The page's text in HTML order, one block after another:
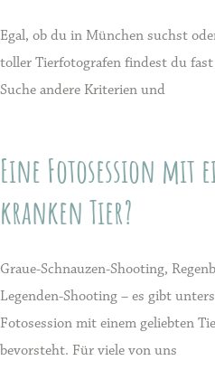
Egal, ob du in München suchst
toller Tierfotografen findest du
Suche andere Kriterien und
Eine Fotosession mit
kranken Tier?
Graue-Schnauzen-Shooting,
Legenden-Shooting – es gibt
Fotosession mit einem geliebten
bevorsteht. Für viele von uns